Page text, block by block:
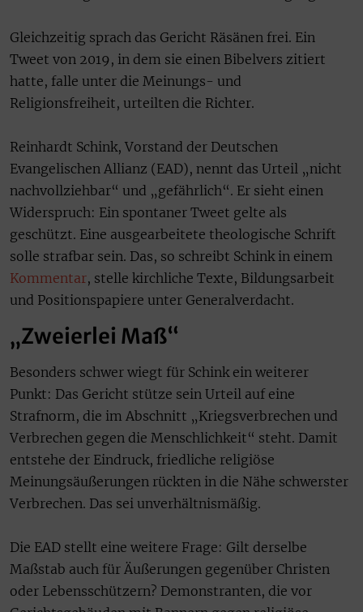
Gleichzeitig sprach das Gericht Räsänen frei. Ein
Tweet von 2019, in dem sie einen Bibelvers zitiert
hatte, falle unter die Meinungs- und
Religionsfreiheit, urteilten die Richter.
Reinhardt Schink, Vorstand der Deutschen
Evangelischen Allianz (EAD), nennt das Urteil „nicht
nachvollziehbar“ und „gefährlich“. Er sieht einen
Widerspruch: Ein spontaner Tweet gelte als
geschützt. Eine ausgearbeitete theologische Schrift
solle strafbar sein. Das, so schreibt Schink in einem
Kommentar, stelle kirchliche Texte, Bildungsarbeit
und Positionspapiere unter Generalverdacht.
„Zweierlei Maß“
Besonders schwer wiegt für Schink ein weiterer
Punkt: Das Gericht stütze sein Urteil auf eine
Strafnorm, die im Abschnitt „Kriegsverbrechen und
Verbrechen gegen die Menschlichkeit“ steht. Damit
entstehe der Eindruck, friedliche religiöse
Meinungsäußerungen rückten in die Nähe schwerster
Verbrechen. Das sei unverhältnismäßig.
Die EAD stellt eine weitere Frage: Gilt derselbe
Maßstab auch für Äußerungen gegenüber Christen
oder Lebensschützern? Demonstranten, die vor